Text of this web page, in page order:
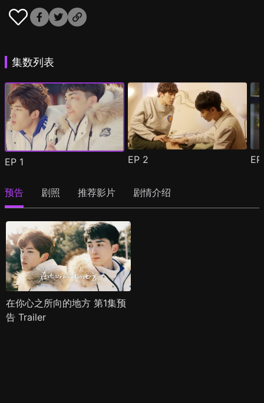
集数列表
EP 1 EP 2
预告 剧照 推荐影片 剧情介绍
在你心之所向的地方 第1集预
告 Trailer